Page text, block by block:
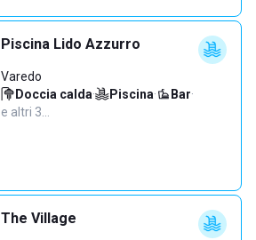
Piscina Lido Azzurro
Varedo
Doccia calda· Piscina· Bar·
e altri 3…
The Village